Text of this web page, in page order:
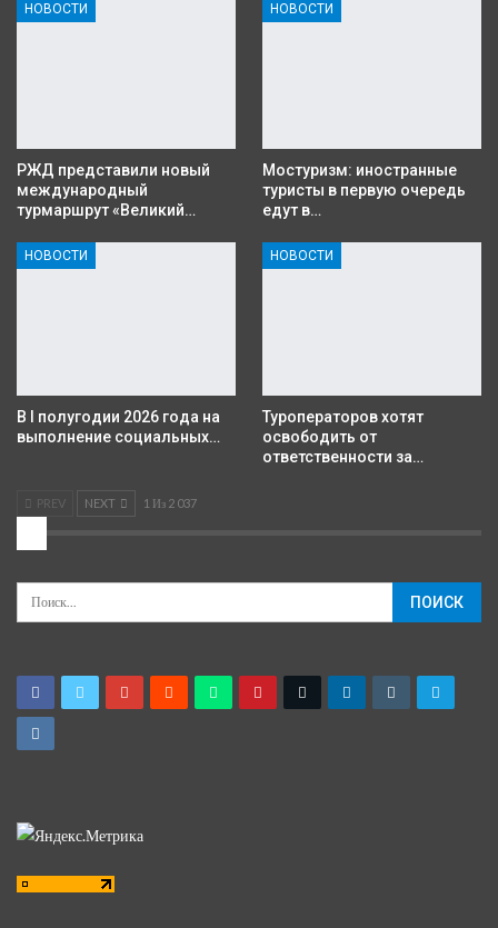
НОВОСТИ
РЖД представили новый
международный
турмаршрут «Великий…
НОВОСТИ
Мостуризм: иностранные
туристы в первую очередь
едут в…
НОВОСТИ
В I полугодии 2026 года на
выполнение социальных…
НОВОСТИ
Туроператоров хотят
освободить от
ответственности за…
PREV NEXT 1 Из 2 037